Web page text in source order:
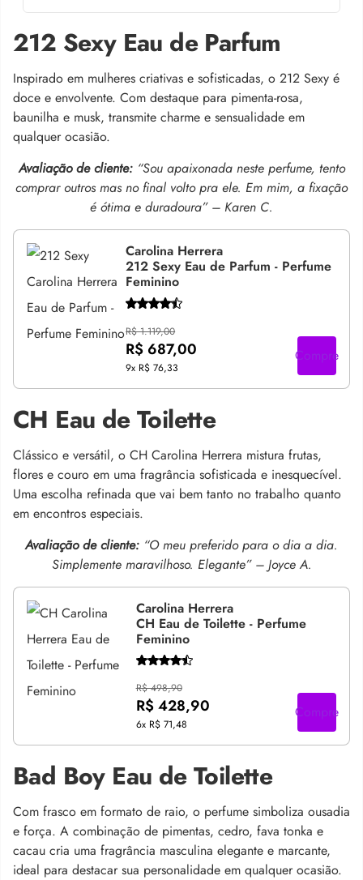
212 Sexy Eau de Parfum
Inspirado em mulheres criativas e sofisticadas, o 212 Sexy é
doce e envolvente. Com destaque para pimenta-rosa,
baunilha e musk, transmite charme e sensualidade em
qualquer ocasião.
Avaliação de cliente: “Sou apaixonada neste perfume, tento
comprar outros mas no final volto pra ele. Em mim, a fixação
é ótima e duradoura” – Karen C.
Carolina Herrera
212 Sexy Eau de Parfum - Perfume
Feminino
R$ 1.119,00
R$ 687,00
9x R$ 76,33
Compre
CH Eau de Toilette
Clássico e versátil, o CH Carolina Herrera mistura frutas,
flores e couro em uma fragrância sofisticada e inesquecível.
Uma escolha refinada que vai bem tanto no trabalho quanto
em encontros especiais.
Avaliação de cliente: “O meu preferido para o dia a dia.
Simplemente maravilhoso. Elegante” – Joyce A.
Carolina Herrera
CH Eau de Toilette - Perfume
Feminino
R$ 498,90
R$ 428,90
6x R$ 71,48
Compre
Bad Boy Eau de Toilette
Com frasco em formato de raio, o perfume simboliza ousadia
e força. A combinação de pimentas, cedro, fava tonka e
cacau cria uma fragrância masculina elegante e marcante,
ideal para destacar sua personalidade em qualquer ocasião.